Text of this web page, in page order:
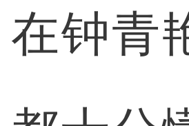
青艳